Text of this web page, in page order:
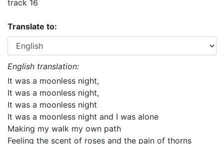
track 16
Translate to:
English translation:
It was a moonless night,
It was a moonless night,
It was a moonless night
It was a moonless night and I was alone
Making my walk my own path
Feeling the scent of roses and the pain of thorns